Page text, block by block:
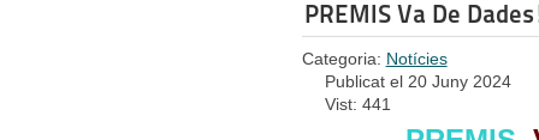
PREMIS Va De
Categoria: Notícies
Publicat el 20 Juny 2024
Vist: 441